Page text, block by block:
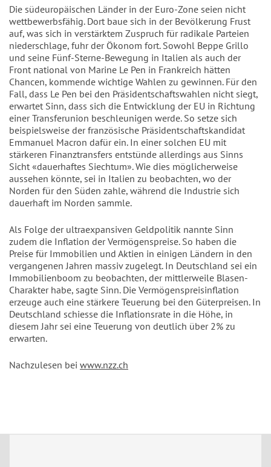
Die südeuropäischen Länder in der Euro-Zone seien nicht
wettbewerbsfähig. Dort baue sich in der Bevölkerung Frust
auf, was sich in verstärktem Zuspruch für radikale Parteien
niederschlage, fuhr der Ökonom fort. Sowohl Beppe Grillo
und seine Fünf-Sterne-Bewegung in Italien als auch der
Front national von Marine Le Pen in Frankreich hätten
Chancen, kommende wichtige Wahlen zu gewinnen. Für den
Fall, dass Le Pen bei den Präsidentschaftswahlen nicht siegt,
erwartet Sinn, dass sich die Entwicklung der EU in Richtung
einer Transferunion beschleunigen werde. So setze sich
beispielsweise der französische Präsidentschaftskandidat
Emmanuel Macron dafür ein. In einer solchen EU mit
stärkeren Finanztransfers entstünde allerdings aus Sinns
Sicht «dauerhaftes Siechtum». Wie dies möglicherweise
aussehen könnte, sei in Italien zu beobachten, wo der
Norden für den Süden zahle, während die Industrie sich
dauerhaft im Norden sammle.
Als Folge der ultraexpansiven Geldpolitik nannte Sinn
zudem die Inflation der Vermögenspreise. So haben die
Preise für Immobilien und Aktien in einigen Ländern in den
vergangenen Jahren massiv zugelegt. In Deutschland sei ein
Immobilienboom zu beobachten, der mittlerweile Blasen-
Charakter habe, sagte Sinn. Die Vermögenspreisinflation
erzeuge auch eine stärkere Teuerung bei den Güterpreisen. In
Deutschland schiesse die Inflationsrate in die Höhe, in
diesem Jahr sei eine Teuerung von deutlich über 2% zu
erwarten.
Nachzulesen bei www.nzz.ch